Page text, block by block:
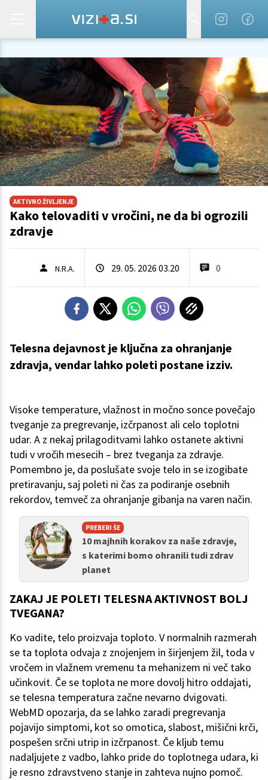
AKTIVNO ŽIVLJENJE
Kako telovaditi v vročini, ne da bi ogrozili
zdravje
N.R.A. 29. 05. 2026 03.20 0
Telesna dejavnost je ključna za ohranjanje
zdravja, vendar lahko poleti postane izziv.
Visoke temperature, vlažnost in močno sonce povečajo
tveganje za pregrevanje, izčrpanost ali celo toplotni
udar. A z nekaj prilagoditvami lahko ostanete aktivni
tudi v vročih mesecih – brez tveganja za zdravje.
Pomembno je, da poslušate svoje telo in se izogibate
pretiravanju, saj poleti ni čas za podiranje osebnih
rekordov, temveč za ohranjanje gibanja na varen način.
PREBERI ŠE
10 majhnih korakov za naše zdravje,
s katerimi bomo ohranili tudi zdrav
planet
ZAKAJ JE POLETI TELESNA AKTIVNOST BOLJ
TVEGANA?
Ko vadite, telo proizvaja toploto. V normalnih razmerah
se ta toplota odvaja z znojenjem in širjenjem žil, toda v
vročem in vlažnem vremenu ta mehanizem ni več tako
učinkovit. Če se toplota ne more dovolj hitro oddajati,
se telesna temperatura začne nevarno dvigovati.
WebMD opozarja, da se lahko zaradi pregrevanja
pojavijo simptomi, kot so omotica, slabost, mišični krči,
pospešen srčni utrip in izčrpanost. Če kljub temu
nadaljujete z vadbo, lahko pride do toplotnega udara, ki
je resno zdravstveno stanje in zahteva nujno pomoč.